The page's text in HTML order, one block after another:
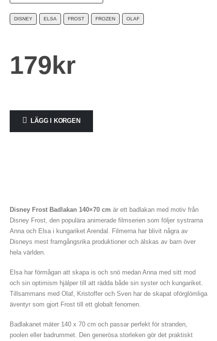
DISNEY ELSA FROST FROZEN OLAF
179kr
LÄGG I KORGEN
Disney Frost Badlakan 140×70 cm är ett badlakan med motiv från
Disney Frost, den populära animerade filmserien som följer systrarna
Anna och Elsa i kungariket Arendal. Filmerna har blivit några av
Disneys mest framgångsrika produktioner och älskas av barn över
hela världen.
Elsa har förmågan att skapa is och snö medan Anna med sitt mod
och sin optimism hjälper till att rädda både sin syster och kungariket.
Tillsammans med Olaf, Kristoffer och Sven har de skapat oförglömliga
äventyr som gjort Frost till ett globalt fenomen.
Badlakanet mäter 140 x 70 cm och passar perfekt för stranden,
poolen eller badrummet. Den generösa storleken gör det praktiskt